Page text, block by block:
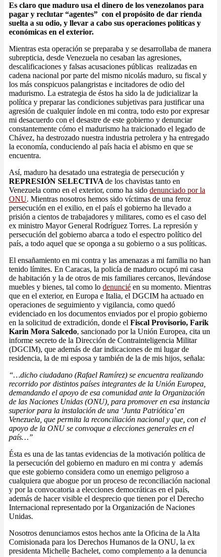
Es claro que maduro usa el dinero de los venezolanos para
pagar y reclutar “agentes” con el propósito de dar rienda
suelta a su odio, y llevar a cabo sus operaciones políticas y
económicas en el exterior.
Mientras esta operación se preparaba y se desarrollaba de manera
subrepticia, desde Venezuela no cesaban las agresiones,
descalificaciones y falsas acusaciones públicas realizadas en
cadena nacional por parte del mismo nicolás maduro, su fiscal y
los más conspicuos palangristas e incitadores de odio del
madurismo. La estrategia de éstos ha sido la de judicializar la
política y preparar las condiciones subjetivas para justificar una
agresión de cualquier índole en mi contra, todo esto por expresar
mi desacuerdo con el desastre de este gobierno y denunciar
constantemente cómo el madurismo ha traicionado el legado de
Chávez, ha destrozado nuestra industria petrolera y ha entregado
la economía, conduciendo al país hacia el abismo en que se
encuentra.
Así, maduro ha desatado una estrategia de persecución y
REPRESIÓN SELECTIVA de los chavistas tanto en
Venezuela como en el exterior, como ha sido denunciado por la
ONU. Mientras nosotros hemos sido víctimas de una feroz
persecución en el exilio, en el país el gobierno ha llevado a
prisión a cientos de trabajadores y militares, como es el caso del
ex ministro Mayor General Rodríguez Torres. La represión y
persecución del gobierno abarca a todo el espectro político del
país, a todo aquel que se oponga a su gobierno o a sus políticas.
El ensañamiento en mi contra y las amenazas a mi familia no han
tenido límites. En Caracas, la policía de maduro ocupó mi casa
de habitación y la de otros de mis familiares cercanos, llevándose
muebles y bienes, tal como lo denuncié en su momento. Mientras
que en el exterior, en Europa e Italia, el DGCIM ha actuado en
operaciones de seguimiento y vigilancia, como quedó
evidenciado en los documentos enviados por el propio gobierno
en la solicitud de extradición, donde el Fiscal Provisorio, Farik
Karin Mora Salcedo, sancionado por la Unión Europea, cita un
informe secreto de la Dirección de Contrainteligencia Militar
(DGCIM), que además de dar indicaciones de mi lugar de
residencia, la de mi esposa y también de la de mis hijos, señala:
“…dicho ciudadano (Rafael Ramírez) se encuentra realizando
recorrido por distintos países integrantes de la Unión Europea,
demandando el apoyo de esa comunidad ante la Organización
de las Naciones Unidas (ONU), para promover en esa instancia
superior para la instalación de una ‘Junta Patriótica’ en
Venezuela, que permita la reconciliación nacional y que, con el
apoyo de la ONU se convoque a elecciones generales en el
país…”
Ésta es una de las tantas evidencias de la motivación política de
la persecución del gobierno en maduro en mi contra y además
que este gobierno considera como un enemigo peligroso a
cualquiera que abogue por un proceso de reconciliación nacional
y por la convocatoria a elecciones democráticas en el país,
además de hacer visible el desprecio que tienen por el Derecho
Internacional representado por la Organización de Naciones
Unidas.
Nosotros denunciamos estos hechos ante la Oficina de la Alta
Comisionada para los Derechos Humanos de la ONU, la ex
presidenta Michelle Bachelet, como complemento a la denuncia